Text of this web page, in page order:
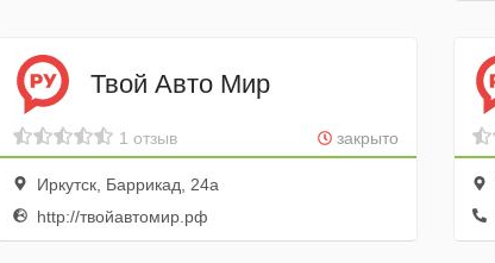
Твой Авто Мир
закрыто
1 отзыв
Иркутск, Баррикад, 24а
http://твойавтомир.рф